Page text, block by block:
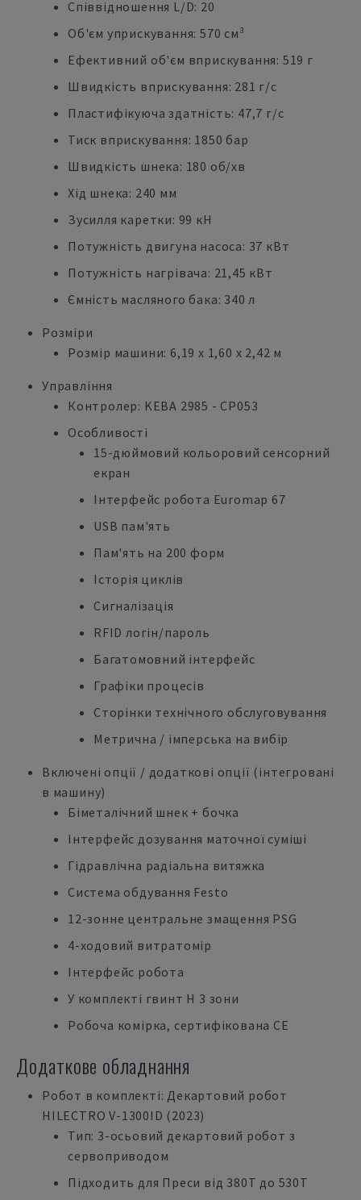
Співвідношення L/D: 20
Об'єм уприскування: 570 см³
Ефективний об'єм вприскування: 519 г
Швидкість вприскування: 281 г/с
Пластифікуюча здатність: 47,7 г/с
Тиск вприскування: 1850 бар
Швидкість шнека: 180 об/хв
Хід шнека: 240 мм
Зусилля каретки: 99 кН
Потужність двигуна насоса: 37 кВт
Потужність нагрівача: 21,45 кВт
Ємність масляного бака: 340 л
Розміри
Розмір машини: 6,19 х 1,60 х 2,42 м
Управління
Контролер: KEBA 2985 - CP053
Особливості
15-дюймовий кольоровий сенсорний
екран
Інтерфейс робота Euromap 67
USB пам'ять
Пам'ять на 200 форм
Історія циклів
Сигналізація
RFID логін/пароль
Багатомовний інтерфейс
Графіки процесів
Сторінки технічного обслуговування
Метрична / імперська на вибір
Включені опції / додаткові опції (інтегровані
в машину)
Біметалічний шнек + бочка
Інтерфейс дозування маточної суміші
Гідравлічна радіальна витяжка
Система обдування Festo
12-зонне центральне змащення PSG
4-ходовий витратомір
Інтерфейс робота
У комплекті гвинт H 3 зони
Робоча комірка, сертифікована CE
Додаткове обладнання
Робот в комплекті: Декартовий робот
HILECTRO V-1300ID (2023)
Тип: 3-осьовий декартовий робот з
сервоприводом
Підходить для Преси від 380Т до 530Т